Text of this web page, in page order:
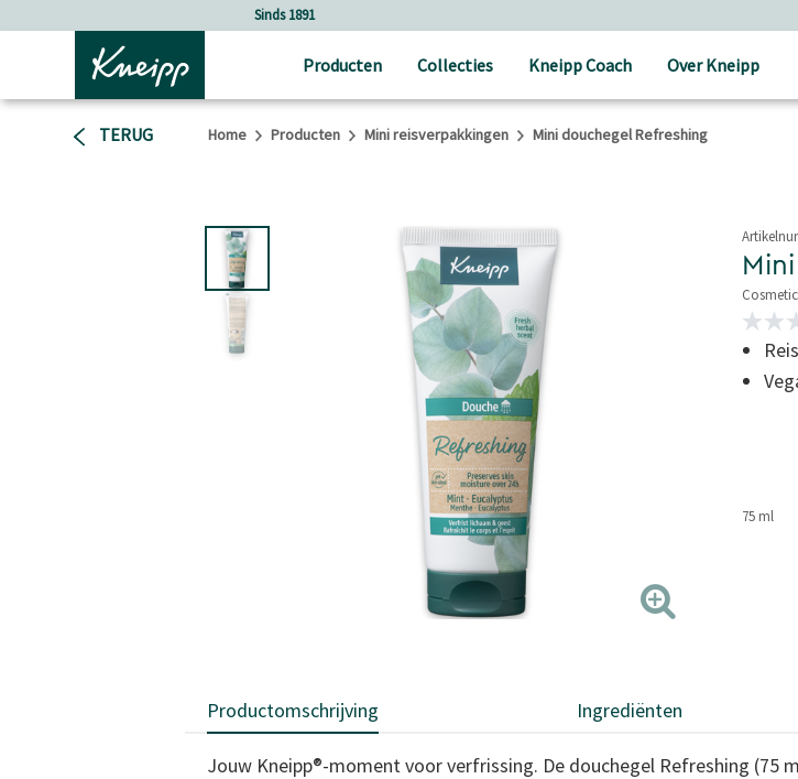
Sinds 1891
Producten Collecties Kneipp Coach Over Kneipp
TERUG Home Producten Mini reisverpakkingen Mini douchegel Refreshing
4,3
Geen
75 ml
Productomschrijving Ingrediënten
Jouw Kneipp®-moment voor verfrissing. De douchegel Refreshing (75